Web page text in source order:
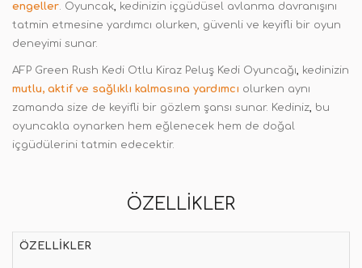
engeller. Oyuncak, kedinizin içgüdüsel avlanma davranışını
tatmin etmesine yardımcı olurken, güvenli ve keyifli bir oyun
deneyimi sunar.
AFP Green Rush Kedi Otlu Kiraz Peluş Kedi Oyuncağı, kedinizin
mutlu, aktif ve sağlıklı kalmasına yardımcı olurken aynı
zamanda size de keyifli bir gözlem şansı sunar. Kediniz, bu
oyuncakla oynarken hem eğlenecek hem de doğal
içgüdülerini tatmin edecektir.
ÖZELLIKLER
ÖZELLIKLER